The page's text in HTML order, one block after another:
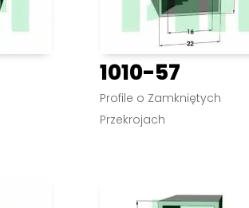
1010-57
Profile o Zamkniętych
Przekrojach